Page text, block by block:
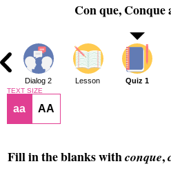
Con que, Conque
Dialog 2 Lesson Quiz 1
TEXT SIZE
aa AA
Fill in the blanks withconque,